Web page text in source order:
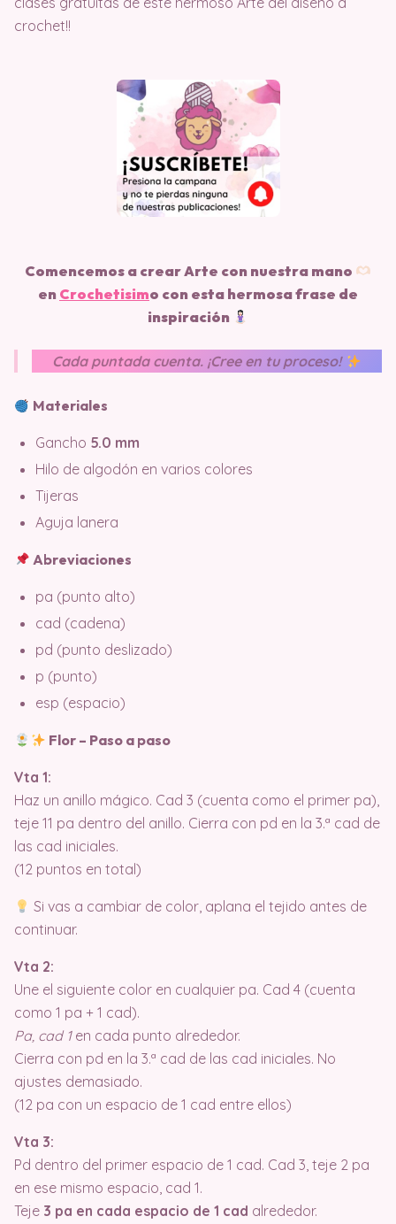
crochet!!
Comencemos a crear Arte con nuestra mano
en Crochetisimo con esta hermosa frase de
inspiración
Cada puntada cuenta. ¡Cree en tu proceso!
Materiales
Gancho 5.0 mm
Hilo de algodón en varios colores
Tijeras
Aguja lanera
Abreviaciones
pa (punto alto)
cad (cadena)
pd (punto deslizado)
p (punto)
esp (espacio)
Flor – Paso a paso
Vta 1:
Haz un anillo mágico. Cad 3 (cuenta como el primer pa),
teje 11 pa dentro del anillo. Cierra con pd en la 3.ª cad de
las cad iniciales.
(12 puntos en total)
Si vas a cambiar de color, aplana el tejido antes de
continuar.
Vta 2:
Une el siguiente color en cualquier pa. Cad 4 (cuenta
como 1 pa + 1 cad).
Pa, cad 1en cada punto alrededor.
Cierra con pd en la 3.ª cad de las cad iniciales. No
ajustes demasiado.
(12 pa con un espacio de 1 cad entre ellos)
Vta 3:
Pd dentro del primer espacio de 1 cad. Cad 3, teje 2 pa
en ese mismo espacio, cad 1.
Teje 3 pa en cada espacio de 1 cad alrededor.